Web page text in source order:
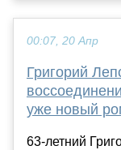
00:07, 20 Апр
Григорий
уже новый
63-летний